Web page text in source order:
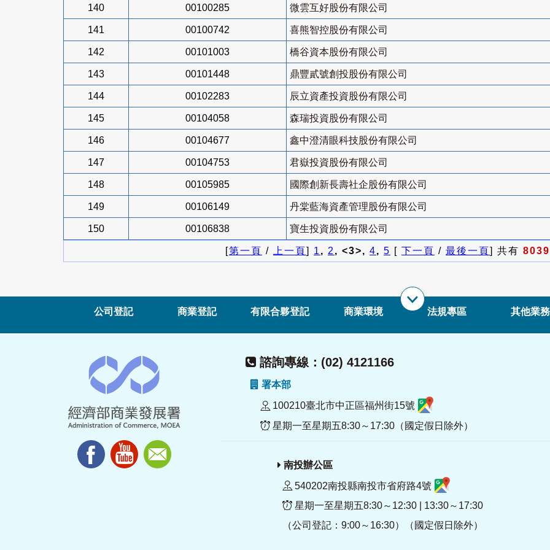
140 00100285 微雲互好股份有限公司
141 00100742 喜熊智控股份有限公司
142 00101003 橋谷資本股份有限公司
143 00101448 鼎豐貳號創投股份有限公司
144 00102283 辰立資產投資股份有限公司
145 00104058 森瑞投資股份有限公司
146 00104677 鑫中澄清眼科技股份有限公司
147 00104753 君嶽投資股份有限公司
148 00105985 國際創新長壽社企股份有限公司
149 00106149 丹棠藍海資產管理股份有限公司
150 00106838 寶生投資股份有限公司
[第一頁 / 上一頁] 1, 2, <3>, 4, 5 [ 下一頁 / 最後一頁] 共有 8039
公司登記 商業登記 有限合夥登記 商業環境 法規專區 其他業務
諮詢專線：(02) 4121166
署本部
100210臺北市中正區福州街15號
星期一至星期五8:30～17:30（國定假日除外）
南投辦公區
540202南投縣南投市省府路4號
星期一至星期五8:30～12:30 | 13:30～17:30
（公司登記：9:00～16:30）（國定假日除外）